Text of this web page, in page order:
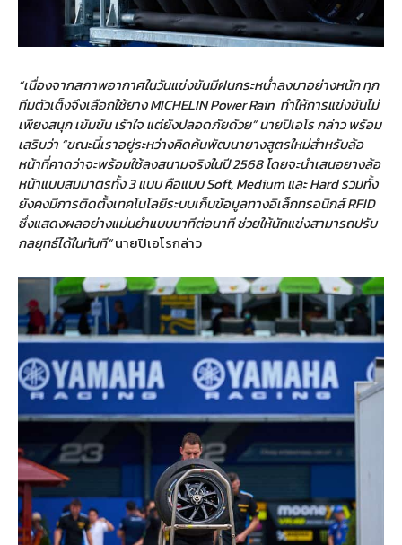
“เนื่องจากสภาพอากาศในวันแข่งขันมีฝนกระหน่ำลงมาอย่างหนัก ทุก
ทีมตัวเต็งจึงเลือกใช้ยาง MICHELIN Power Rain ทำให้การแข่งขันไม่
เพียงสนุก เข้มข้น เร้าใจ แต่ยังปลอดภัยด้วย” นายปิเอโร กล่าว พร้อม
เสริมว่า “ขณะนี้เราอยู่ระหว่างคิดค้นพัฒนายางสูตรใหม่สำหรับล้อ
หน้าที่คาดว่าจะพร้อมใช้ลงสนามจริงในปี 2568 โดยจะนำเสนอยางล้อ
หน้าแบบสมมาตรทั้ง 3 แบบ คือแบบ Soft, Medium และ Hard รวมทั้ง
ยังคงมีการติดตั้งเทคโนโลยีระบบเก็บข้อมูลทางอิเล็กทรอนิกส์ RFID
ซึ่งแสดงผลอย่างแม่นยำแบบนาทีต่อนาที ช่วยให้นักแข่งสามารถปรับ
กลยุทธ์ได้ในทันที”นายปิเอโรกล่าว